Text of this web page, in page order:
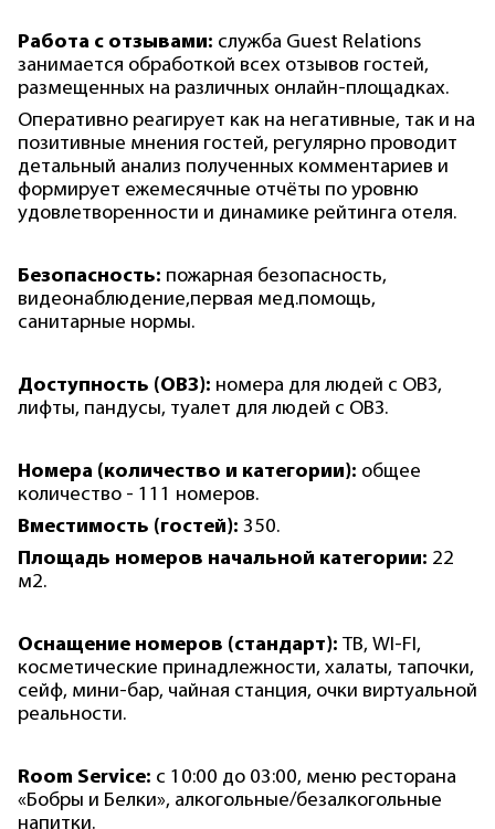
Работа с отзывами: служба Guest Relations
занимается обработкой всех отзывов гостей,
размещенных на различных онлайн-площадках.
Оперативно реагирует как на негативные, так и на
позитивные мнения гостей, регулярно проводит
детальный анализ полученных комментариев и
формирует ежемесячные отчёты по уровню
удовлетворенности и динамике рейтинга отеля.
Безопасность: пожарная безопасность,
видеонаблюдение,первая мед.помощь,
санитарные нормы.
Доступность (ОВЗ): номера для людей с ОВЗ,
лифты, пандусы, туалет для людей с ОВЗ.
Номера (количество и категории): общее
количество - 111 номеров.
Вместимость (гостей): 350.
Площадь номеров начальной категории: 22
м2.
Оснащение номеров (стандарт): ТВ, WI-FI,
косметические принадлежности, халаты, тапочки,
сейф, мини-бар, чайная станция, очки виртуальной
реальности.
Room Service: с 10:00 до 03:00, меню ресторана
«Бобры и Белки», алкогольные/безалкогольные
напитки.